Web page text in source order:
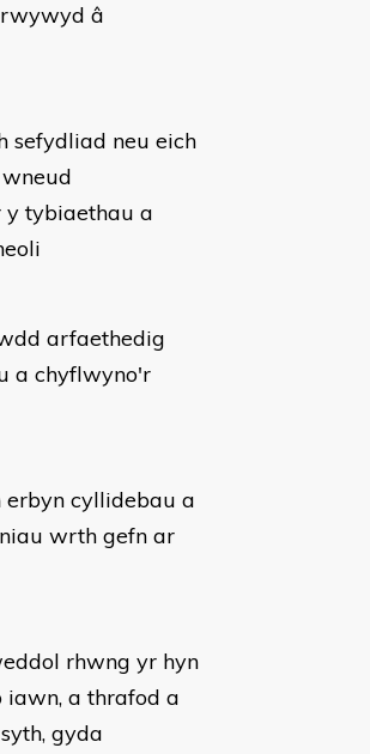
â
sefydliad neu eich
y tybiaethau a
arfaethedig
a chyflwyno'r
cyllidebau a
wrth gefn ar
rhwng yr hyn
a thrafod a
gyda